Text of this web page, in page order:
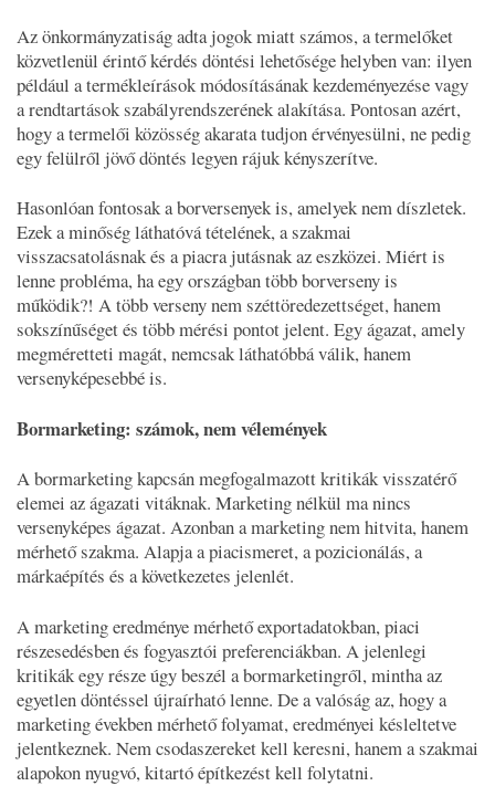
Az önkormányzatiság adta jogok miatt számos, a termelőket
közvetlenül érintő kérdés döntési lehetősége helyben van: ilyen
például a termékleírások módosításának kezdeményezése vagy
a rendtartások szabályrendszerének alakítása. Pontosan azért,
hogy a termelői közösség akarata tudjon érvényesülni, ne pedig
egy felülről jövő döntés legyen rájuk kényszerítve.
Hasonlóan fontosak a borversenyek is, amelyek nem díszletek.
Ezek a minőség láthatóvá tételének, a szakmai
visszacsatolásnak és a piacra jutásnak az eszközei. Miért is
lenne probléma, ha egy országban több borverseny is
működik?! A több verseny nem széttöredezettséget, hanem
sokszínűséget és több mérési pontot jelent. Egy ágazat, amely
megméretteti magát, nemcsak láthatóbbá válik, hanem
versenyképesebbé is.
Bormarketing: számok, nem vélemények
A bormarketing kapcsán megfogalmazott kritikák visszatérő
elemei az ágazati vitáknak. Marketing nélkül ma nincs
versenyképes ágazat. Azonban a marketing nem hitvita, hanem
mérhető szakma. Alapja a piacismeret, a pozicionálás, a
márkaépítés és a következetes jelenlét.
A marketing eredménye mérhető exportadatokban, piaci
részesedésben és fogyasztói preferenciákban. A jelenlegi
kritikák egy része úgy beszél a bormarketingről, mintha az
egyetlen döntéssel újraírható lenne. De a valóság az, hogy a
marketing években mérhető folyamat, eredményei késleltetve
jelentkeznek. Nem csodaszereket kell keresni, hanem a szakmai
alapokon nyugvó, kitartó építkezést kell folytatni.